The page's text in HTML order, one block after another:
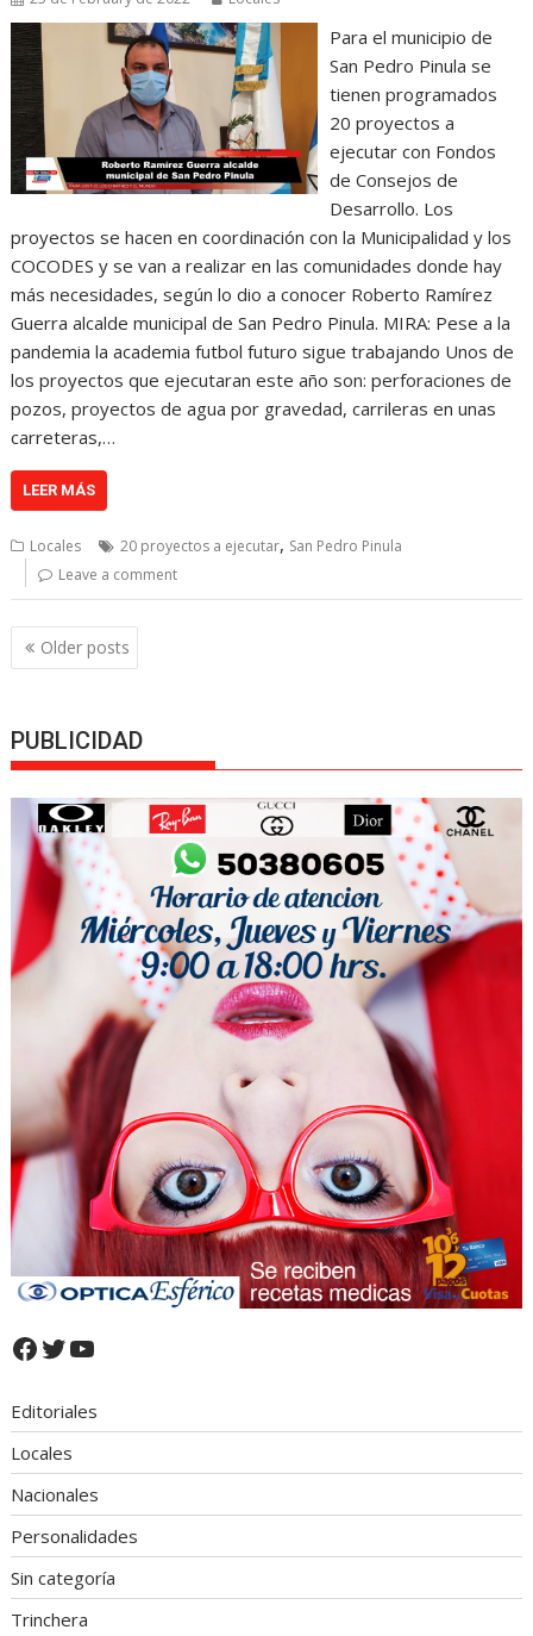
Para el municipio de
San Pedro Pinula se
tienen programados
20 proyectos a
ejecutar con Fondos
de Consejos de
Desarrollo. Los
proyectos se hacen en coordinación con la Municipalidad y los
COCODES y se van a realizar en las comunidades donde hay
más necesidades, según lo dio a conocer Roberto Ramírez
Guerra alcalde municipal de San Pedro Pinula. MIRA: Pese a la
pandemia la academia futbol futuro sigue trabajando Unos de
los proyectos que ejecutaran este año son: perforaciones de
pozos, proyectos de agua por gravedad, carrileras en unas
carreteras,…
LEER MÁS
Locales 20 proyectos a ejecutar, San Pedro Pinula
Leave a comment
Posts
navigation
Older posts
PUBLICIDAD
Facebook
Twitter
YouTube
Editoriales
Locales
Nacionales
Personalidades
Sin categoría
Trinchera